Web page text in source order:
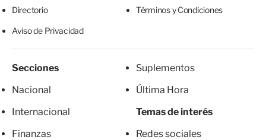
Directorio Términos y Condiciones
Aviso de Privacidad
Secciones
Nacional
Internacional
Finanzas
Suplementos
Última Hora
Temas de interés
Redes sociales